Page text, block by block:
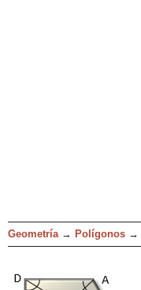
Geometría→ Polígonos →